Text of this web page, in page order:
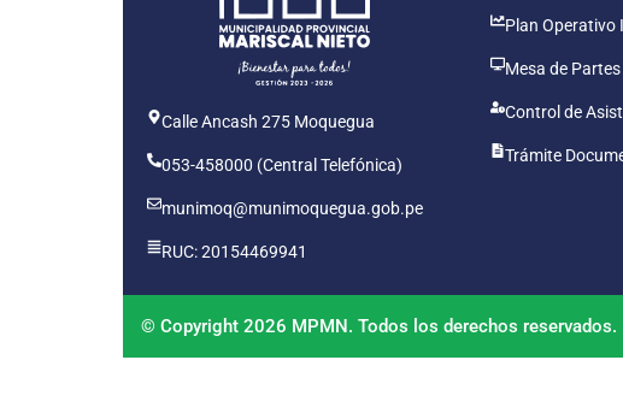
Calle Ancash 275 Moquegua
053-458000 (Central Telefónica)
munimoq@munimoquegua.gob.pe
RUC: 20154469941
Plan Operativo
Mesa de Partes
Control de
Trámite
© Copyright 2026 MPMN. Todos los derechos reservados.